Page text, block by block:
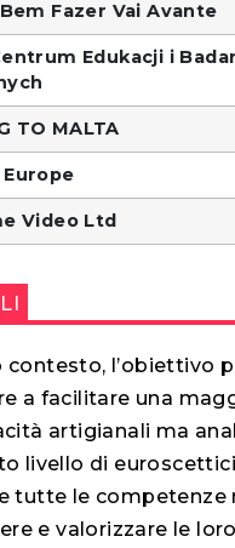
Fazer Vai Avante
Edukacji i
TO MALTA
Video Ltd
contesto, l’obiettivo
a facilitare una
artigianali ma
livello di
tutte le competenze
e valorizzare le